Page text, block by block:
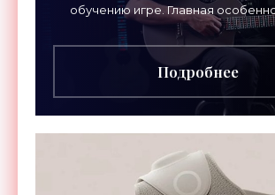
обучению игре. Главная
инструментов – встроенная RGB-
грифа. Светодиоды
Подробнее